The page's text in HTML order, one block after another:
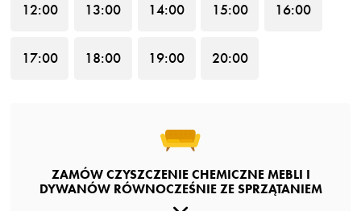
12:00 13:00 14:00 15:00 16:00
17:00 18:00 19:00 20:00
ZAMÓW CZYSZCZENIE CHEMICZNE MEBLI I
DYWANÓW RÓWNOCZEŚNIE ZE SPRZĄTANIEM